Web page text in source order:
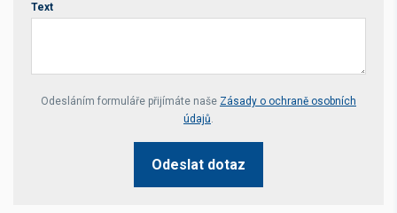
Text
Your website *
Odesláním formuláře přijímáte naše Zásady o ochraně osobních
údajů.
Odeslat dotaz